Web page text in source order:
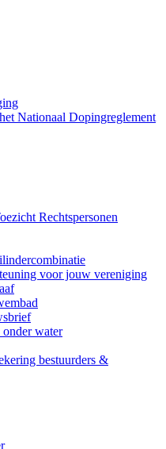
Nationaal Dopingreglement
Rechtspersonen
voor jouw vereniging
water
bestuurders &